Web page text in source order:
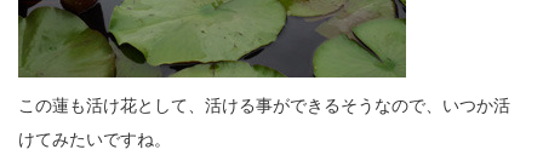
この蓮も活け花として、活ける事ができるそうなので、いつか活
けてみたいですね。